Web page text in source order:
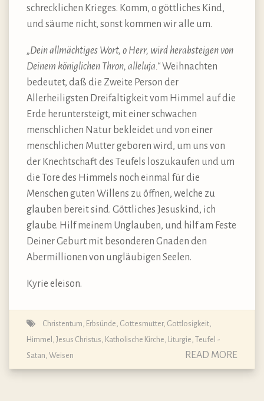
schrecklichen Krieges. Komm, o göttliches Kind,
und säume nicht, sonst kommen wir alle um.
„Dein allmächtiges Wort, o Herr, wird herabsteigen von
Deinem königlichen Thron, alleluja.“Weihnachten
bedeutet, daß die Zweite Person der
Allerheiligsten Dreifaltigkeit vom Himmel auf die
Erde heruntersteigt, mit einer schwachen
menschlichen Natur bekleidet und von einer
menschlichen Mutter geboren wird, um uns von
der Knechtschaft des Teufels loszukaufen und um
die Tore des Himmels noch einmal für die
Menschen guten Willens zu öffnen, welche zu
glauben bereit sind. Göttliches Jesuskind, ich
glaube. Hilf meinem Unglauben, und hilf am Feste
Deiner Geburt mit besonderen Gnaden den
Abermillionen von ungläubigen Seelen.
Kyrie eleison.
Christentum, Erbsünde, Gottesmutter, Gottlosigkeit,
Himmel , Jesus Christus, Katholische Kirche, Liturgie, Teufel -
Satan, Weisen READ MORE